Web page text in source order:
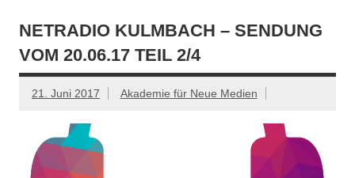
NETRADIO KULMBACH – SENDUNG
VOM 20.06.17 TEIL 2/4
21. Juni 2017 Akademie für Neue Medien